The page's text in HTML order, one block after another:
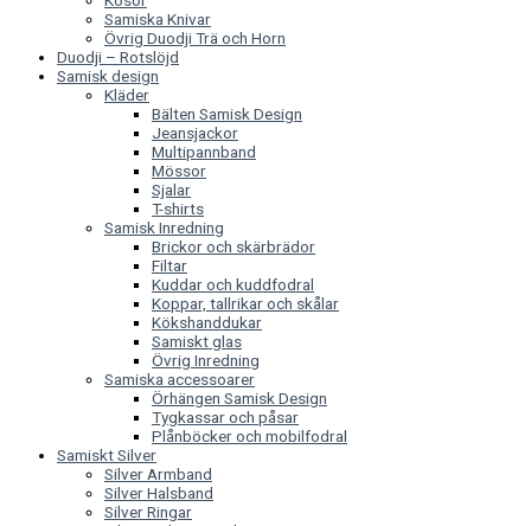
Samiska Knivar
Övrig Duodji Trä och Horn
Duodji – Rotslöjd
Samisk design
Kläder
Bälten Samisk Design
Jeansjackor
Multipannband
Mössor
Sjalar
T-shirts
Samisk Inredning
Brickor och skärbrädor
Filtar
Kuddar och kuddfodral
Koppar, tallrikar och skålar
Kökshanddukar
Samiskt glas
Övrig Inredning
Samiska accessoarer
Örhängen Samisk Design
Tygkassar och påsar
Plånböcker och mobilfodral
Samiskt Silver
Silver Armband
Silver Halsband
Silver Ringar